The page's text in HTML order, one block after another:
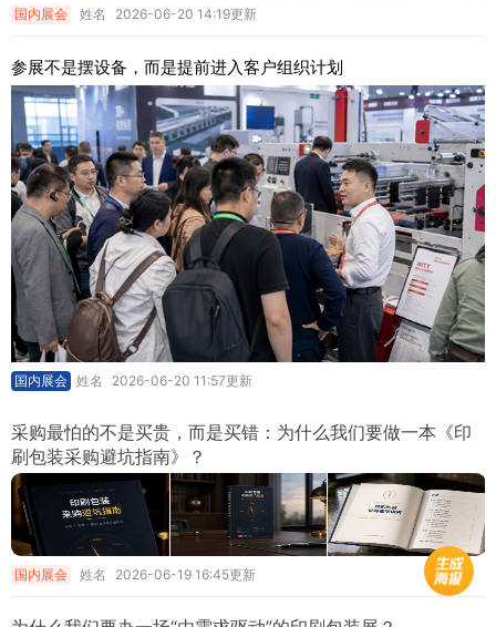
国内展会 姓名 2026-06-20 14:19更新
参展不是摆设备，而是提前进入客户组织计划
国内展会 姓名 2026-06-20 11:57更新
采购最怕的不是买贵，而是买错：为什么我们要做一本《印
刷包装采购避坑指南》？
国内展会 姓名 2026-06-19 16:45更新